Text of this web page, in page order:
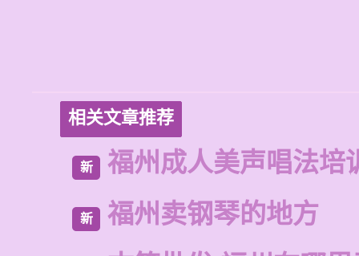
相关文章推荐
新 福州成人美声唱法培
新
福州卖钢琴的地方